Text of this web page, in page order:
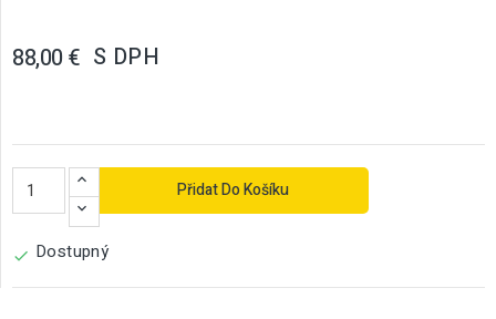
88,00 € S DPH
Přidat Do Košíku
 Dostupný